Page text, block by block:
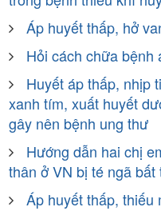
Áp huyết thấp, hở
Hỏi cách chữa bệnh
Huyết áp thấp, nhịp
xanh tím, xuất huyết
gây nên bệnh ung thư
Hướng dẫn hai chị
thân ở VN bị té ngã
Áp huyết thấp, thiếu